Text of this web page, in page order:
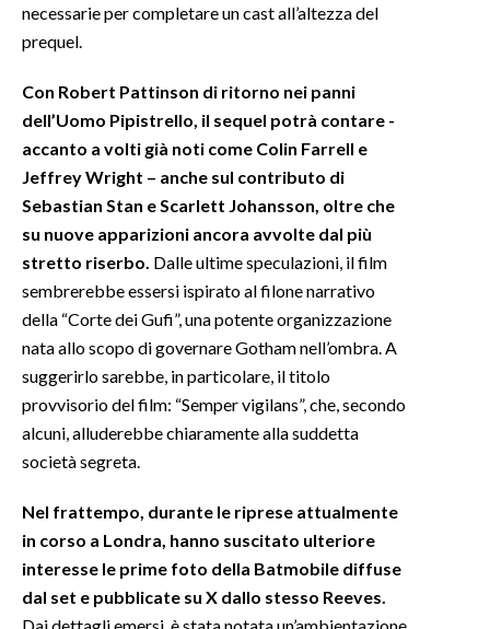
3 MINUTI CON
INSULARITÀ
INFO AZIENDE
ABBONATI
ANNUNCI
NECROLOGI
SPIAGGE
STORE
necessarie per completare un cast all’altezza del
prequel.
Con Robert Pattinson di ritorno nei panni
dell’Uomo Pipistrello, il sequel potrà contare -
accanto a volti già noti come Colin Farrell e
Jeffrey Wright – anche sul contributo di
Sebastian Stan e Scarlett Johansson, oltre che
su nuove apparizioni ancora avvolte dal più
stretto riserbo. Dalle ultime speculazioni, il film
sembrerebbe essersi ispirato al filone narrativo
della “Corte dei Gufi”, una potente organizzazione
nata allo scopo di governare Gotham nell’ombra. A
suggerirlo sarebbe, in particolare, il titolo
provvisorio del film: “Semper vigilans”, che, secondo
alcuni, alluderebbe chiaramente alla suddetta
società segreta.
Nel frattempo, durante le riprese attualmente
in corso a Londra, hanno suscitato ulteriore
interesse le prime foto della Batmobile diffuse
dal set e pubblicate su X dallo stesso Reeves.